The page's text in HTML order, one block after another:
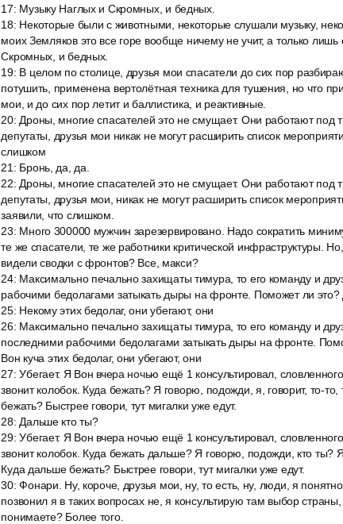
17: Музыку Наглых и Скромных, и бедных.
18: Некоторые были с животными, некоторые слушали музыку,
моих Земляков это все горе вообще ничему не учит, а только
Скромных, и бедных.
19: В целом по столице, друзья мои спасатели до сих пор
потушить, применена вертолётная техника для тушения, но что
мои, и до сих пор летит и баллистика, и реактивные.
20: Дроны, многие спасателей это не смущает. Они работают под
депутаты, друзья мои никак не могут расширить список
слишком
21 : Бронь, да, да.
22: Дроны, многие спасателей это не смущает. Они работают под
депутаты, друзья мои, никак не могут расширить список
заявили, что слишком.
23: Много 300000 мужчин зарезервировано. Надо сократить
те же спасатели, те же работники критической инфраструктуры.
видели сводки с фронтов? Все, макси?
24: Максимально печально захищаты тимура, то его команду и
рабочими бедолагами затыкать дыры на фронте. Поможет ли это?
25: Некому этих бедолаг, они убегают, они
26: Максимально печально захищаты тимура, то его команду и
последними рабочими бедолагами затыкать дыры на фронте.
Вон куча этих бедолаг, они убегают, они
27:Убегает. Я Вон вчера ночью ещё 1 консультировал,
звонит колобок. Куда бежать? Я говорю, подожди, я, говорит, то-
бежать? Быстрее говори, тут мигалки уже едут.
28: Дальше кто ты?
29:Убегает. Я Вон вчера ночью ещё 1 консультировал,
звонит колобок. Куда бежать дальше? Я говорю, подожди, кто ты?
Куда дальше бежать? Быстрее говори, тут мигалки уже едут.
30:Фонари. Ну, короче, друзья мои, ну, то есть, ну, люди, я
позвонил я в таких вопросах не, я консультирую там выбор
понимаете? Более того.